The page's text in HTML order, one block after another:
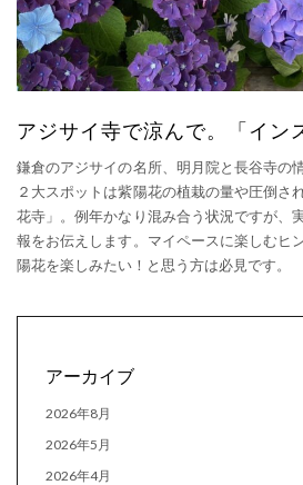
アジサイ寺で涼んで。「イン
鎌倉のアジサイの名所、明月院と長谷寺の
２大スポットは紫陽花の植栽の量や圧倒さ
花寺」。例年かなり混み合う状況ですが、
報をお伝えします。マイペースに楽しむヒ
陽花を楽しみたい！と思う方は必見です。
アーカイブ
2026年8月
2026年5月
2026年4月